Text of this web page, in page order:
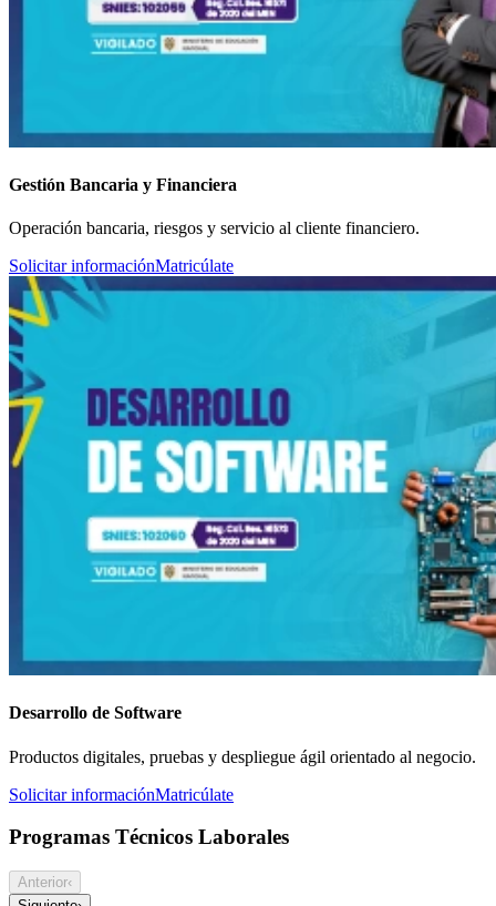
Gestión Bancaria y Financiera
Operación bancaria, riesgos y servicio al cliente financiero.
Solicitar informaciónMatricúlate
Desarrollo de Software
Productos digitales, pruebas y despliegue ágil orientado al negocio.
Solicitar informaciónMatricúlate
Programas Técnicos Laborales
Anterior‹